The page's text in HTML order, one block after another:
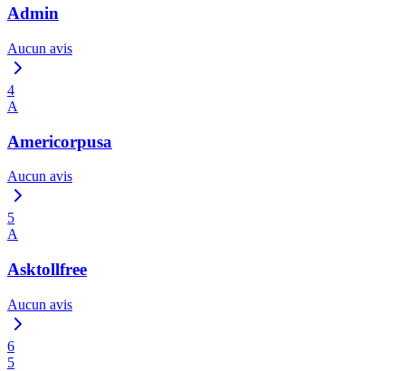
Admin
Aucun avis
4
A
Americorpusa
Aucun avis
5
A
Asktollfree
Aucun avis
6
5